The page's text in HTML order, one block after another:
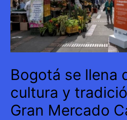
Bogotá se llena
cultura y
Gran Mercado